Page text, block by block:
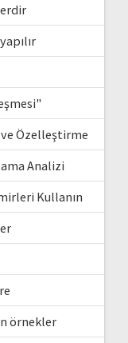
Özelleştirme
Analizi
Kullanın
örnekler